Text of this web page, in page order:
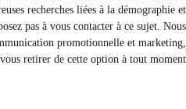
des conceptions et / ou du
ou requises à l'utilisateur, par
vous fournir des détails sur d'autres